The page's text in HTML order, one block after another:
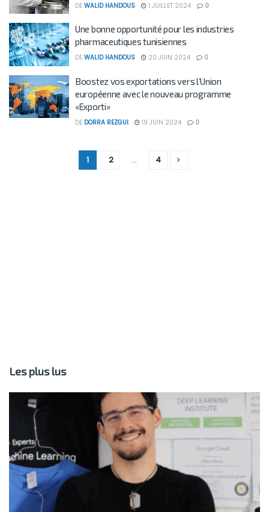
DE WALID HANDOUS 1 JUILLET 2024 0
Une bonne opportunité pour les industries
pharmaceutiques tunisiennes
DE WALID HANDOUS 20 JUIN 2024 0
Boostez vos exportations vers l’Union
européenne avec le nouveau programme
«Exporti»
DE DORRA REZGUI 19 JUIN 2024 0
1 2 … 4
Les plus lus